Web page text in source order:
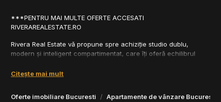
Oferte imobiliare Bucuresti Apartamente de vânzare Bucuresti
***PENTRU MAI MULTE OFERTE ACCESATI
RIVERAREALESTATE.RO
Rivera Real Estate vă propune spre achiziție studio dublu,
modern și inteligent compartimentat, care îți oferă echilibrul
Compartimentare:
- Camera de zi + Bucătărie – 23,95 mp, un open-space generos
Citește mai mult